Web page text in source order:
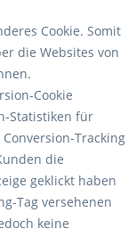
Cookie. Somit
die Websites von
Cookie
Statistiken für
Tracking
die
geklickt haben
Tag versehenen
keine